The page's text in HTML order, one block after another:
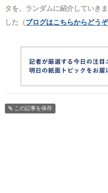
タを、ランダムに紹介していき
した（ブログはこちらからどうぞ
この記事を保存